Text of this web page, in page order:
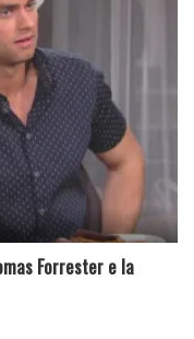
Forrester e la